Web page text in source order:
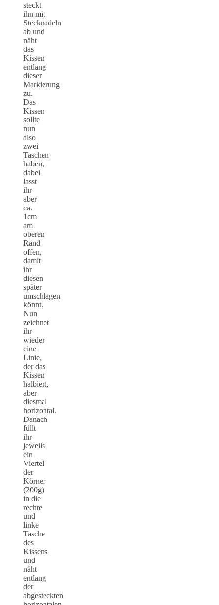
steckt
ihn mit
Stecknadeln
ab und
näht
das
Kissen
entlang
dieser
Markierung
zu.
Das
Kissen
sollte
nun
also
zwei
Taschen
haben,
dabei
lasst
ihr
aber
ca.
1cm
am
oberen
Rand
offen,
damit
ihr
diesen
später
umschlagen
könnt.
Nun
zeichnet
ihr
wieder
eine
Linie,
der das
Kissen
halbiert,
aber
diesmal
horizontal.
Danach
füllt
ihr
jeweils
ein
Viertel
der
Körner
(200g)
in die
rechte
und
linke
Tasche
des
Kissens
und
näht
entlang
der
abgesteckten